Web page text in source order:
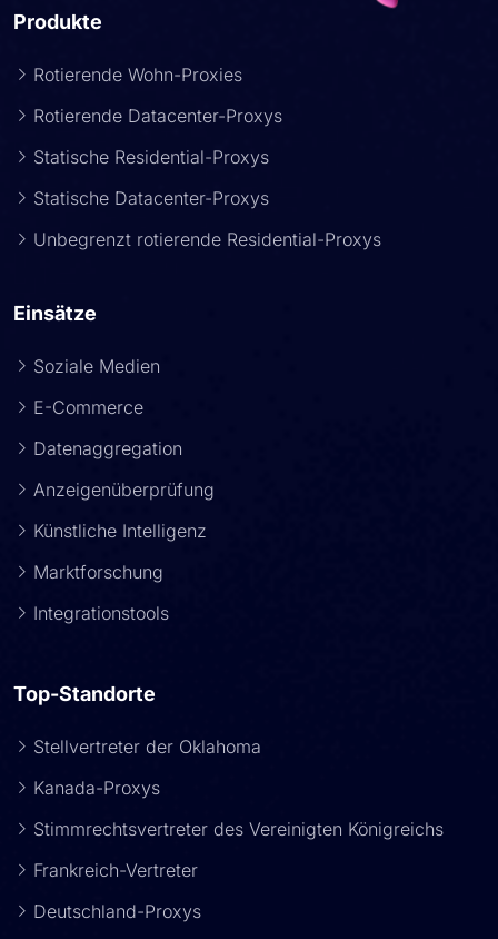
Produkte
Rotierende Wohn-Proxies
Rotierende Datacenter-Proxys
Statische Residential-Proxys
Statische Datacenter-Proxys
Unbegrenzt rotierende Residential-Proxys
Einsätze
Soziale Medien
E-Commerce
Datenaggregation
Anzeigenüberprüfung
Künstliche Intelligenz
Marktforschung
Integrationstools
Top-Standorte
Stellvertreter der Oklahoma
Kanada-Proxys
Stimmrechtsvertreter des Vereinigten Königreichs
Frankreich-Vertreter
Deutschland-Proxys